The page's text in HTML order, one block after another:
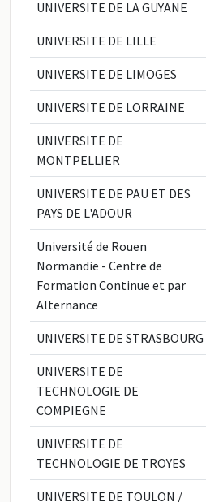
UNIVERSITE DE LA GUYANE
UNIVERSITE DE LILLE
UNIVERSITE DE LIMOGES
UNIVERSITE DE LORRAINE
UNIVERSITE DE
MONTPELLIER
UNIVERSITE DE PAU ET DES
PAYS DE L'ADOUR
Université de Rouen
Normandie - Centre de
Formation Continue et par
Alternance
UNIVERSITE DE STRASBOURG
UNIVERSITE DE
TECHNOLOGIE DE
COMPIEGNE
UNIVERSITE DE
TECHNOLOGIE DE TROYES
UNIVERSITE DE TOULON /